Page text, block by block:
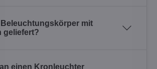
mit
geliefert?
einen Kronleuchter